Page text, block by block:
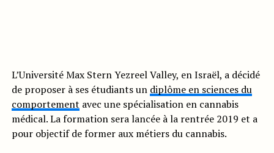
L’Université Max Stern Yezreel Valley, en Israël, a décidé
de proposer à ses étudiants un diplôme en sciences du
comportement avec une spécialisation en cannabis
médical. La formation sera lancée à la rentrée 2019 et a
pour objectif de former aux métiers du cannabis.